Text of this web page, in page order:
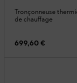
Tronçonneuse
de chauffage
699,60 €